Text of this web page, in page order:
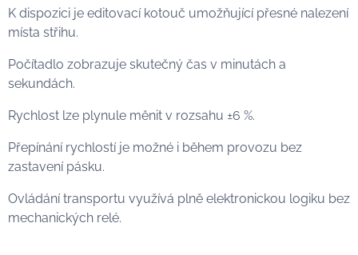
K dispozici je editovací kotouč umožňující přesné nalezení
místa střihu.
Počítadlo zobrazuje skutečný čas v minutách a
sekundách.
Rychlost lze plynule měnit v rozsahu ±6 %.
Přepínání rychlostí je možné i během provozu bez
zastavení pásku.
Ovládání transportu využívá plně elektronickou logiku bez
mechanických relé.